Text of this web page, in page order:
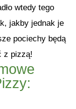
wtedy tego
jakby jednak je
pociechy będą
z pizzą!